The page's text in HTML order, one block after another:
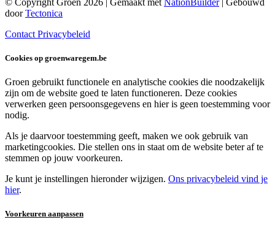
doorTectonica
Contact Privacybeleid
Cookies op groenwaregem.be
Groen gebruikt functionele en analytische cookies die noodzakelijk
zijn om de website goed te laten functioneren. Deze cookies
verwerken geen persoonsgegevens en hier is geen toestemming voor
nodig.
Als je daarvoor toestemming geeft, maken we ook gebruik van
marketingcookies. Die stellen ons in staat om de website beter af te
stemmen op jouw voorkeuren.
Je kunt je instellingen hieronder wijzigen. Ons privacybeleid vind je
hier.
Voorkeuren aanpassen